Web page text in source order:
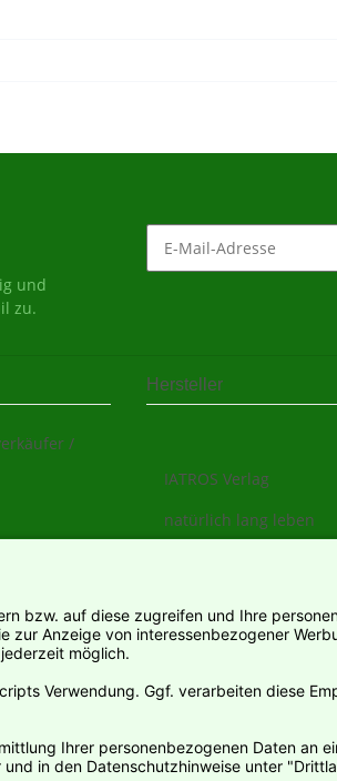
und
zu.
/
Hersteller
IATROS Verlag
natürlich lang leben